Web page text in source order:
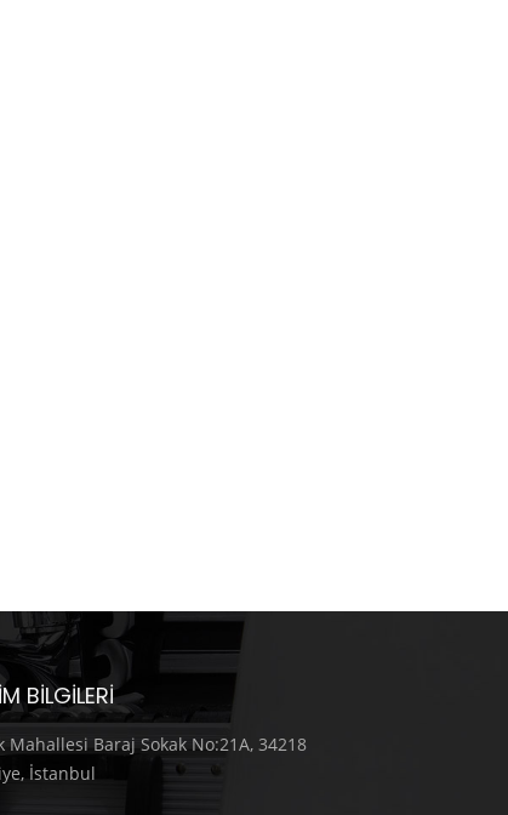
BILGILERI
Mahallesi Baraj Sokak No:21A, 34218
İstanbul